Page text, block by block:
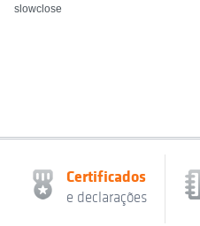
slowclose
Certificados
e declarações